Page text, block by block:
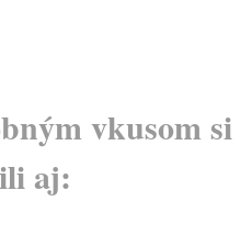
vkusom si
aj: